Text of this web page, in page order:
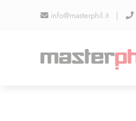
info@masterphil.it |